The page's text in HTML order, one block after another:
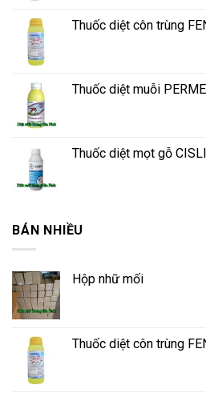
Thuốc diệt côn trùng
Thuốc diệt muỗi
Thuốc diệt mọt gỗ
BÁN NHIỀU
Hộp nhữ mối
Thuốc diệt côn trùng